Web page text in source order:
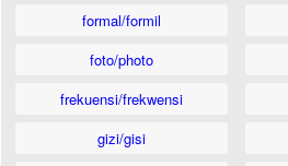
formal/formil
foto/photo
frekuensi/frekwensi
gizi/gisi